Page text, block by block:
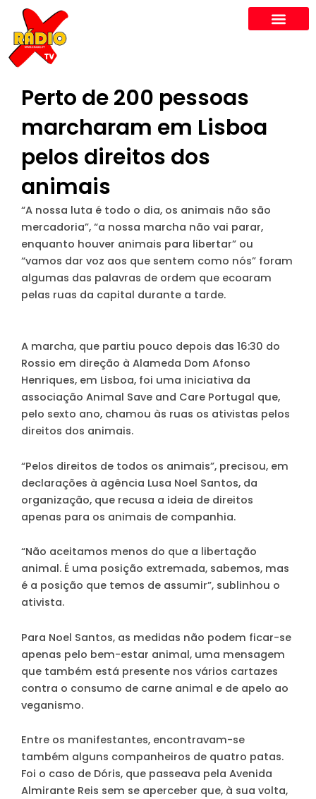
content
Perto de 200 pessoas
marcharam em Lisboa
pelos direitos dos
animais
“A nossa luta é todo o dia, os animais não são
mercadoria”, “a nossa marcha não vai parar,
enquanto houver animais para libertar” ou
“vamos dar voz aos que sentem como nós” foram
algumas das palavras de ordem que ecoaram
pelas ruas da capital durante a tarde.
A marcha, que partiu pouco depois das 16:30 do
Rossio em direção à Alameda Dom Afonso
Henriques, em Lisboa, foi uma iniciativa da
associação Animal Save and Care Portugal que,
pelo sexto ano, chamou às ruas os ativistas pelos
direitos dos animais.
“Pelos direitos de todos os animais”, precisou, em
declarações à agência Lusa Noel Santos, da
organização, que recusa a ideia de direitos
apenas para os animais de companhia.
“Não aceitamos menos do que a libertação
animal. É uma posição extremada, sabemos, mas
é a posição que temos de assumir”, sublinhou o
ativista.
Para Noel Santos, as medidas não podem ficar-se
apenas pelo bem-estar animal, uma mensagem
que também está presente nos vários cartazes
contra o consumo de carne animal e de apelo ao
veganismo.
Entre os manifestantes, encontravam-se
também alguns companheiros de quatro patas.
Foi o caso de Dóris, que passeava pela Avenida
Almirante Reis sem se aperceber que, à sua volta,